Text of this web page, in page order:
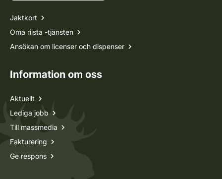
Jaktkort
Oma riista -tjänsten
Ansökan om licenser och dispenser
Information om oss
Aktuellt
Lediga jobb
Till massmedia
Fakturering
Ge respons